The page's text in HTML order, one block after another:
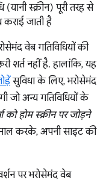
स्क्रीन) पूरी तरह से
जाती है
वेब गतिविधियों की
नहीं है. हालांकि, यह
सुविधा के लिए, भरोसेमंद
जो अन्य गतिविधियों के
को होम स्क्रीन पर जोड़ने
करके, अपनी साइट की
पर भरोसेमंद वेब